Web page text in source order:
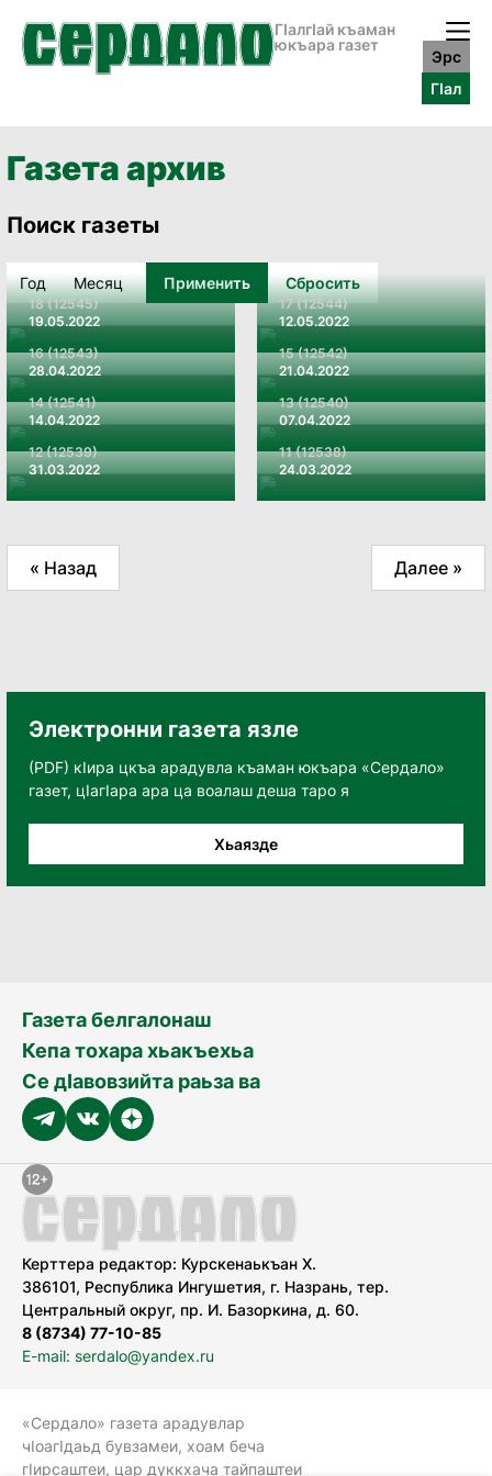
ГӀалгӀай къаман
юкъара газет
Эрс
ГӀал
Газета архив
Поиск газеты
Применить Сбросить
18 (12545)
19.05.2022
17 (12544)
12.05.2022
16 (12543)
28.04.2022
15 (12542)
21.04.2022
14 (12541)
14.04.2022
13 (12540)
07.04.2022
12 (12539)
31.03.2022
11 (12538)
24.03.2022
« Назад Далее »
Электронни газета язле
(PDF) кӀира цкъа арадувла къаман юкъара «Сердало»
газет, цӀагӀара ара ца воалаш деша таро я
Хьаязде
Газета белгалонаш
Кепа тохара хьакъехьа
Се дӀавовзийта раьза ва
Керттера редактор: Курскенаькъан Х.
386101, Республика Ингушетия, г. Назрань, тер.
Центральный округ, пр. И. Базоркина, д. 60.
8 (8734) 77-10-85
E-mail: serdalo@yandex.ru
«Сердало» газета арадувлар
чIоагIдаьд бувзамеи, хоам беча
гIирсаштеи, цар дуккхача тайпаштеи